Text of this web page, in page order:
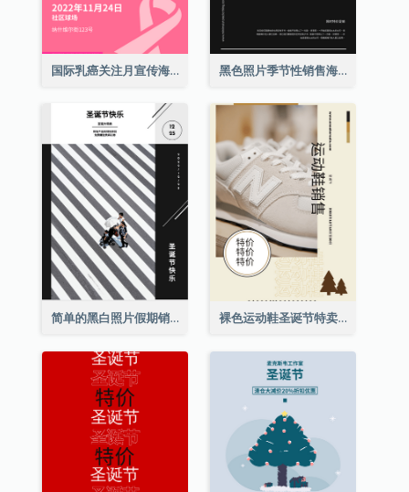
国际乳癌关注月宣传海报 黑色照片季节性销售海报
简单的黑白照片假期销售海报 裸色运动鞋圣诞节特卖海报